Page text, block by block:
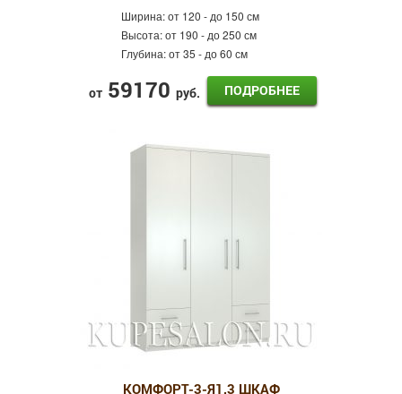
Ширина:от 120 - до 150 см
Высота:от 190 - до 250 см
Глубина:от 35 - до 60 см
от 59170 руб. ПОДРОБНЕЕ
КОМФОРТ-3-Я1,3 ШКАФ